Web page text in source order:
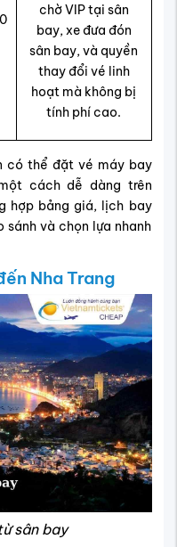
chờ VIP tại sân
bay, xe đưa đón
sân bay, và quyền
thay đổi vé linh
hoạt mà không bị
tính phí cao.
có thể đặt vé máy bay
cách dễ dàng trên
hợp bảng giá, lịch bay
và chọn lựa nhanh
Nha Trang
sân bay